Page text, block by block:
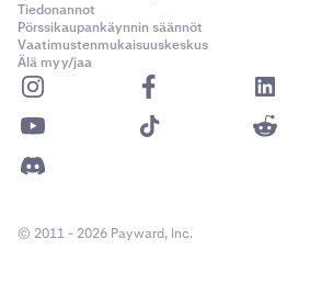
Tiedonannot
Pörssikaupankäynnin säännöt
Vaatimustenmukaisuuskeskus
Älä myy/jaa
© 2011 - 2026 Payward, Inc.